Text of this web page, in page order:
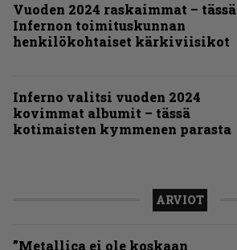
Vuoden 2024 raskaimmat – tässä
Infernon toimituskunnan
henkilökohtaiset kärkiviisikot
Inferno valitsi vuoden 2024
kovimmat albumit – tässä
kotimaisten kymmenen parasta
ARVIOT
”Metallica ei ole koskaan